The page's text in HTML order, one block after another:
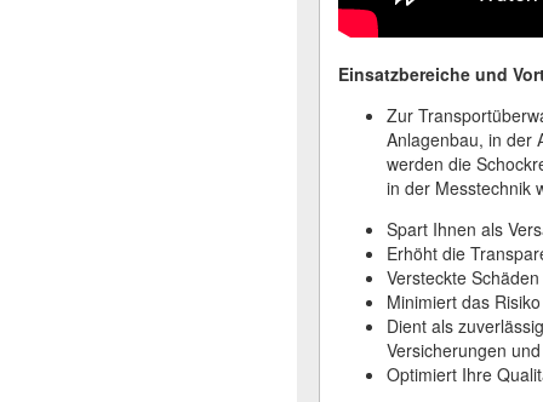
Einsatzbereiche und
Zur
Anlagenbau, in der
werden die
in der Messtechnik
Spart Ihnen als
Erhöht die
Versteckte
Minimiert das
Dient als
Versicherungen
Optimiert Ihre